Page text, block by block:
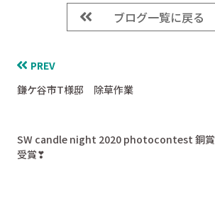
ブログ一覧に戻る
PREV
鎌ケ谷市T様邸 除草作業
SW candle night 2020 photocontest 銅賞
受賞❣